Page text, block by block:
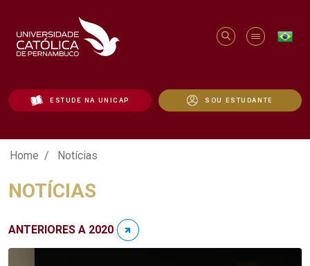
ESTUDE NA UNICAP SOU ESTUDANTE
Notícias - Unicap
Home Notícias
NOTÍCIAS
ANTERIORES A 2020